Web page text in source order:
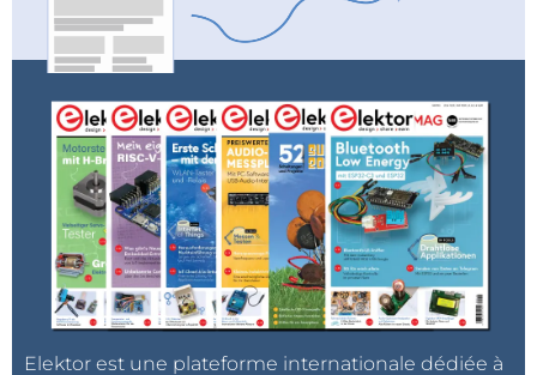
Elektor est une plateforme internationale dédiée à